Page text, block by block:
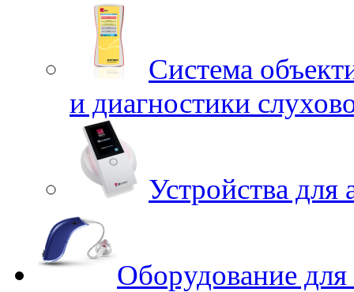
Система
и диагностики
Устройства для
Оборудование